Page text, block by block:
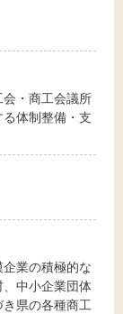
・商工会議所
体制整備・支
業の積極的な
中小企業団体
県の各種商工